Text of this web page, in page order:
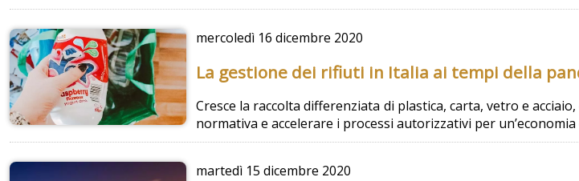
mercoledì 16 dicembre 2020
La gestione dei rifiuti in Italia ai tempi della
Cresce la raccolta differenziata di plastica, carta, vetro e
normativa e accelerare i processi autorizzativi per un’economia
martedì 15 dicembre 2020